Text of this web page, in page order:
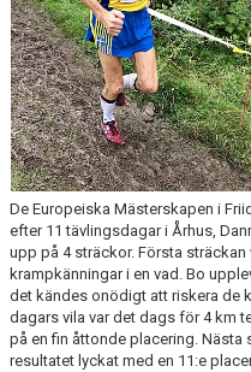
De Europeiska Mästerskapen i
efter 11 tävlingsdagar i Århus,
upp på 4 sträckor. Första
krampkänningar i en vad. Bo
det kändes onödigt att riskera de
dagars vila var det dags för 4 km
på en fin åttonde placering. Nästa
resultatet lyckat med en 11:e